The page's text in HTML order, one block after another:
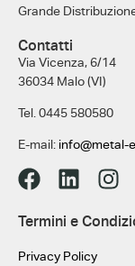
Grande
Contatti
Via Vicenza, 6/14
36034 Malo (VI)
Tel. 0445 580580
E-mail: info@metal-
Termini e
Privacy Policy